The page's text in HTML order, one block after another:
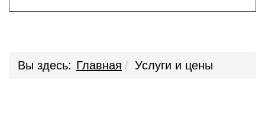
Вы здесь: Главная Услуги и цены